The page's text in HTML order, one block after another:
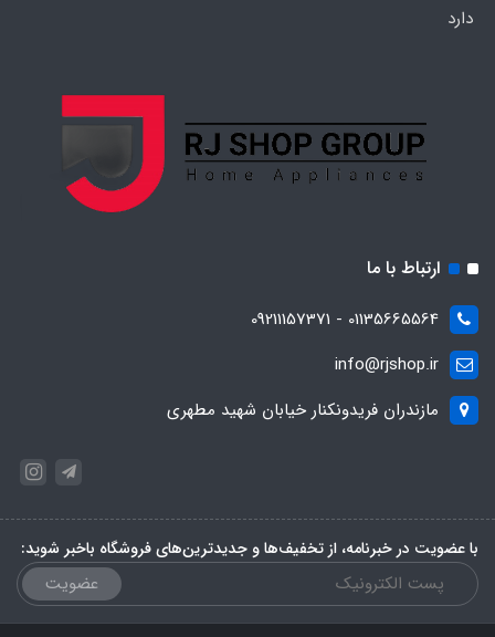
دارد
ارتباط با ما
01135665564 - 09211157371
info@rjshop.ir
مازندران فریدونکنار خیابان شهید مطهری
با عضویت در خبرنامه، از تخفیف‌ها و جدیدترین‌های فروشگاه باخبر شوید:
عضویت